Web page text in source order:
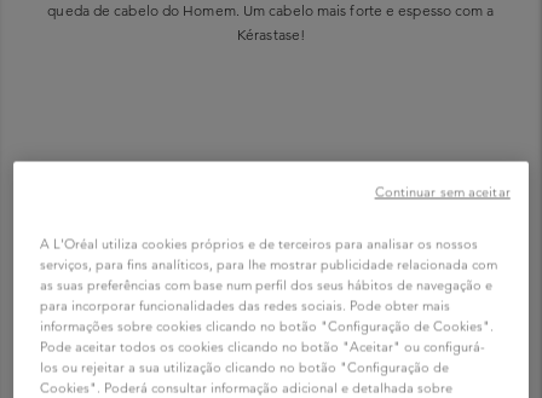
queda de cabelo do Homem. Um cabelo mais forte e espesso com a
Kérastase!
A L'Oréal utiliza cookies próprios e de terceiros para analisar os nossos
serviços, para fins analíticos, para lhe mostrar publicidade relacionada com
as suas preferências com base num perfil dos seus hábitos de navegação e
para incorporar funcionalidades das redes sociais. Pode obter mais
informações sobre cookies clicando no botão "Configuração de Cookies".
Pode aceitar todos os cookies clicando no botão "Aceitar" ou configurá-
los ou rejeitar a sua utilização clicando no botão "Configuração de
Cookies". Poderá consultar informação adicional e detalhada sobre
Continuar sem aceitar